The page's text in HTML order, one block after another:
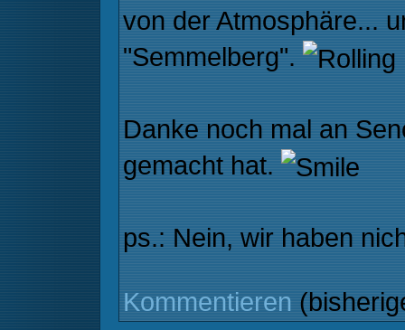
von der Atmosphäre...
"Semmelberg".
Danke noch mal an
gemacht hat.
ps.: Nein, wir haben
Kommentieren